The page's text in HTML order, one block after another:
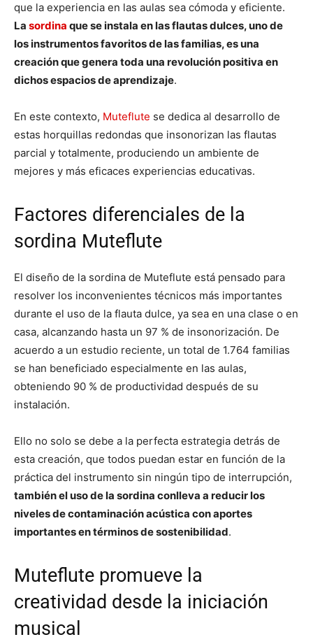
que la experiencia en las aulas sea cómoda y eficiente.
La sordina que se instala en las flautas dulces, uno de
los instrumentos favoritos de las familias, es una
creación que genera toda una revolución positiva en
dichos espacios de aprendizaje.
En este contexto, Muteflute se dedica al desarrollo de
estas horquillas redondas que insonorizan las flautas
parcial y totalmente, produciendo un ambiente de
mejores y más eficaces experiencias educativas.
Factores diferenciales de la
sordina Muteflute
El diseño de la sordina de Muteflute está pensado para
resolver los inconvenientes técnicos más importantes
durante el uso de la flauta dulce, ya sea en una clase o en
casa, alcanzando hasta un 97 % de insonorización. De
acuerdo a un estudio reciente, un total de 1.764 familias
se han beneficiado especialmente en las aulas,
obteniendo 90 % de productividad después de su
instalación.
Ello no solo se debe a la perfecta estrategia detrás de
esta creación, que todos puedan estar en función de la
práctica del instrumento sin ningún tipo de interrupción,
también el uso de la sordina conlleva a reducir los
niveles de contaminación acústica con aportes
importantes en términos de sostenibilidad.
Muteflute promueve la
creatividad desde la iniciación
musical